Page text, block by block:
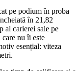
pe podium în proba
în 21,82
al carierei sale pe
nu îi este
esențial: viteza